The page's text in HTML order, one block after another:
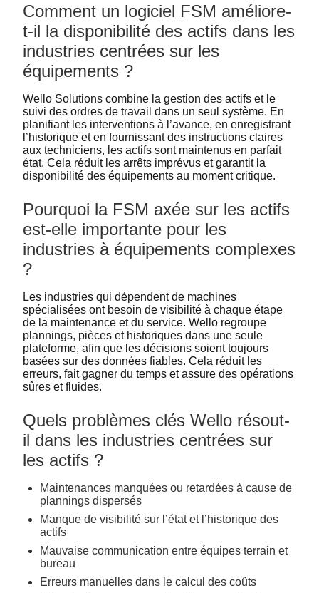
Comment un logiciel FSM améliore-
t-il la disponibilité des actifs dans les
industries centrées sur les
équipements ?
Wello Solutions combine la gestion des actifs et le
suivi des ordres de travail dans un seul système. En
planifiant les interventions à l’avance, en enregistrant
l’historique et en fournissant des instructions claires
aux techniciens, les actifs sont maintenus en parfait
état. Cela réduit les arrêts imprévus et garantit la
disponibilité des équipements au moment critique.
Pourquoi la FSM axée sur les actifs
est-elle importante pour les
industries à équipements complexes
?
Les industries qui dépendent de machines
spécialisées ont besoin de visibilité à chaque étape
de la maintenance et du service. Wello regroupe
plannings, pièces et historiques dans une seule
plateforme, afin que les décisions soient toujours
basées sur des données fiables. Cela réduit les
erreurs, fait gagner du temps et assure des opérations
sûres et fluides.
Quels problèmes clés Wello résout-
il dans les industries centrées sur
les actifs ?
Maintenances manquées ou retardées à cause de
plannings dispersés
Manque de visibilité sur l’état et l’historique des
actifs
Mauvaise communication entre équipes terrain et
bureau
Erreurs manuelles dans le calcul des coûts